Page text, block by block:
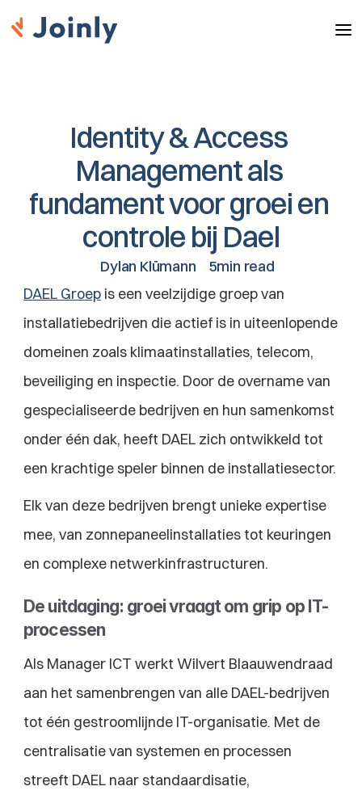
Identity & Access
Management als
fundament voor groei en
controle bij Dael
Dylan Klümann
5min read
DAEL Groep is een veelzijdige groep van
installatiebedrijven die actief is in uiteenlopende
domeinen zoals klimaatinstallaties, telecom,
beveiliging en inspectie. Door de overname van
gespecialiseerde bedrijven en hun samenkomst
onder één dak, heeft DAEL zich ontwikkeld tot
een krachtige speler binnen de installatiesector.
Elk van deze bedrijven brengt unieke expertise
mee, van zonnepaneelinstallaties tot keuringen
en complexe netwerkinfrastructuren.
De uitdaging: groei vraagt om grip op IT-
processen​
Als Manager ICT werkt Wilvert Blaauwendraad
aan het samenbrengen van alle DAEL-bedrijven
tot één gestroomlijnde IT-organisatie. Met de
centralisatie van systemen en processen
streeft DAEL naar standaardisatie,